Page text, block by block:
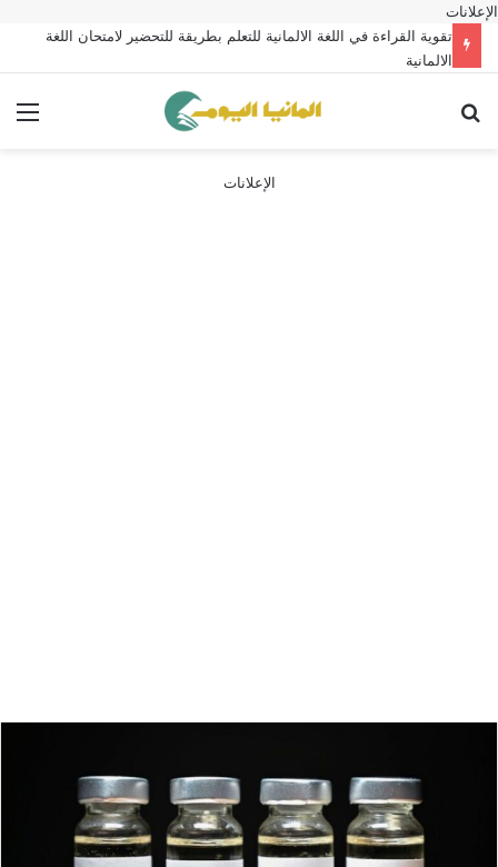
الإعلانات
تقوية القراءة في اللغة الالمانية للتعلم بطريقة للتحضير لامتحان اللغة
الالمانية
الإعلانات